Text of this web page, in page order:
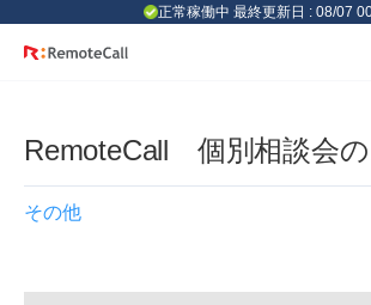
正常稼働中 最終更新日 : 08/07
RemoteCall 個別相談会
その他